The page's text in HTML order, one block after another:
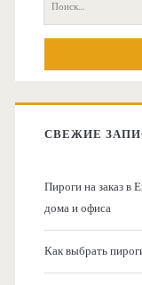
о
:
СВЕЖИЕ
Пироги на заказ в
дома и офиса
Как выбрать